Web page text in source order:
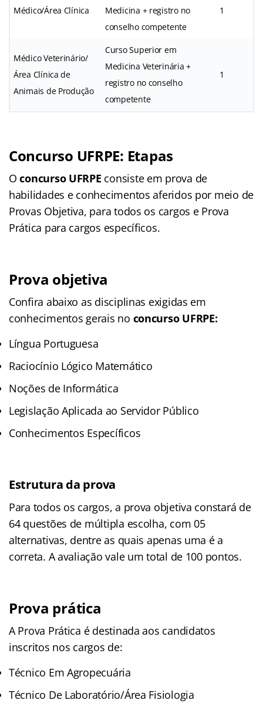
Médico/Área Clínica
Medicina + registro no
conselho competente
1
Médico Veterinário/
Área Clínica de
Animais de Produção
Curso Superior em
Medicina Veterinária +
registro no conselho
competente
1
Concurso UFRPE: Etapas
Oconcurso UFRPE consiste em prova de
habilidades e conhecimentos aferidos por meio de
Provas Objetiva, para todos os cargos e Prova
Prática para cargos específicos.
Prova objetiva
Confira abaixo as disciplinas exigidas em
conhecimentos gerais no concurso UFRPE:
Língua Portuguesa
Raciocínio Lógico Matemático
Noções de Informática
Legislação Aplicada ao Servidor Público
Conhecimentos Específicos
Estrutura da prova
Para todos os cargos, a prova objetiva constará de
64 questões de múltipla escolha, com 05
alternativas, dentre as quais apenas uma é a
correta. A avaliação vale um total de 100 pontos.
Prova prática
A Prova Prática é destinada aos candidatos
inscritos nos cargos de:
Técnico Em Agropecuária
Técnico De Laboratório/Área Fisiologia